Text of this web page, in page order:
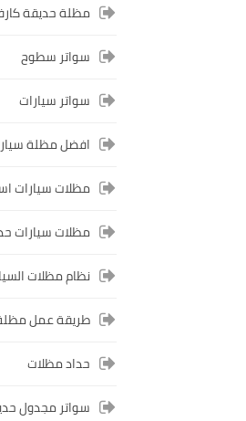
مظلة حديقة
سواتر سطوح
سواتر سيارات
افضل مظلة
مظلات سيارات
مظلات سيارات
نظام مظلات
طريقة عمل
حداد مظلات
سواتر مجدول